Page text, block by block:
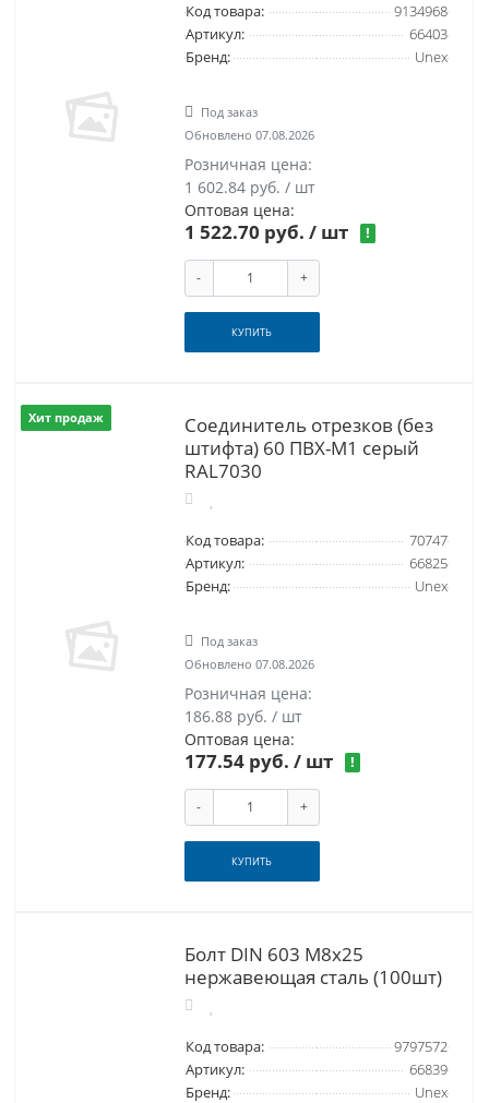
Код товара:
9134968
Артикул:
66403
Бренд:
Unex
Под заказ
Обновлено 07.08.2026
Розничная цена:
1 602.84 руб. / шт
Оптовая цена:
1 522.70 руб. / шт !
- +
КУПИТЬ
Хит продаж
Соединитель отрезков (без
штифта) 60 ПВХ-М1 серый
RAL7030
Код товара:
70747
Артикул:
66825
Бренд:
Unex
Под заказ
Обновлено 07.08.2026
Розничная цена:
186.88 руб. / шт
Оптовая цена:
177.54 руб. / шт !
- +
КУПИТЬ
Болт DIN 603 M8x25
нержавеющая сталь (100шт)
Код товара:
9797572
Артикул:
66839
Бренд:
Unex